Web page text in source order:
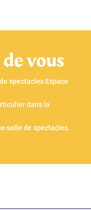
vous
spectacles Espace
dans la
salle de spectacles.